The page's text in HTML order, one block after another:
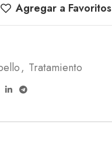
Agregar a Favoritos
, Tratamiento